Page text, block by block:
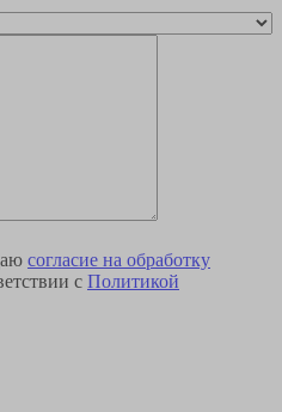
согласие на обработку
с Политикой